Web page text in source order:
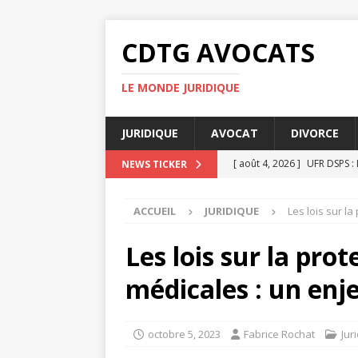
CDTG AVOCATS
LE MONDE JURIDIQUE
JURIDIQUE AVOCAT DIVORCE
NEWS TICKER [ août 4, 2026 ] UFR
[ juillet 27, 2026 ]
[ juillet 23, 2026 ]
Taxe
[ août 8, 2026 ]
ACCUEIL JURIDIQUE Les lois sur
Les lois sur la
médicales : un
octobre 5, 2023 Fabrice Rochat